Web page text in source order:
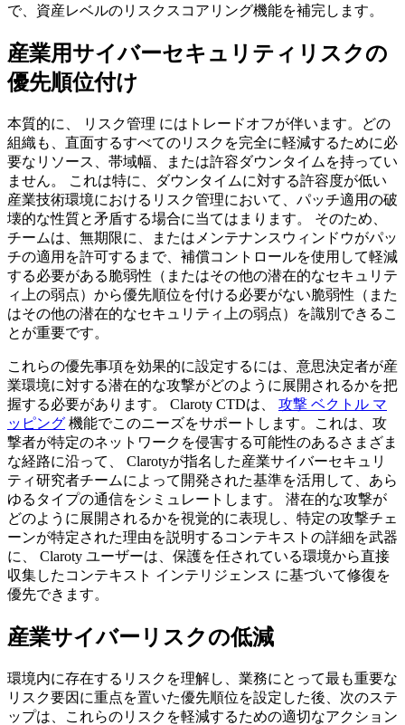
で、資産レベルのリスクスコアリング機能を補完します。
産業用サイバーセキュリティリスクの
優先順位付け
本質的に、 リスク管理 にはトレードオフが伴います。どの
組織も、直面するすべてのリスクを完全に軽減するために必
要なリソース、帯域幅、または許容ダウンタイムを持ってい
ません。 これは特に、ダウンタイムに対する許容度が低い
産業技術環境におけるリスク管理において、パッチ適用の破
壊的な性質と矛盾する場合に当てはまります。 そのため、
チームは、無期限に、またはメンテナンスウィンドウがパッ
チの適用を許可するまで、補償コントロールを使用して軽減
する必要がある脆弱性（またはその他の潜在的なセキュリテ
ィ上の弱点）から優先順位を付ける必要がない脆弱性（また
はその他の潜在的なセキュリティ上の弱点）を識別できるこ
とが重要です。
これらの優先事項を効果的に設定するには、意思決定者が産
業環境に対する潜在的な攻撃がどのように展開されるかを把
握する必要があります。 Claroty CTDは、 攻撃 ベクトル マ
ッピング 機能でこのニーズをサポートします。これは、攻
撃者が特定のネットワークを侵害する可能性のあるさまざま
な経路に沿って、 Clarotyが指名した産業サイバーセキュリ
ティ研究者チームによって開発された基準を活用して、あら
ゆるタイプの通信をシミュレートします。 潜在的な攻撃が
どのように展開されるかを視覚的に表現し、特定の攻撃チェ
ーンが特定された理由を説明するコンテキストの詳細を武器
に、 Claroty ユーザーは、保護を任されている環境から直接
収集したコンテキスト インテリジェンス に基づいて修復を
優先できます。
産業サイバーリスクの低減
環境内に存在するリスクを理解し、業務にとって最も重要な
リスク要因に重点を置いた優先順位を設定した後、次のステ
ップは、これらのリスクを軽減するための適切なアクション